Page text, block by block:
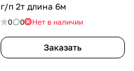
г/п 2т длина 6м
0 0 Нет в наличии
Заказать